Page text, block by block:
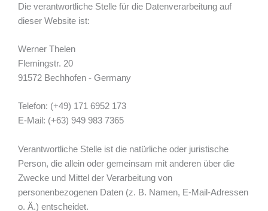
Die verantwortliche Stelle für die Datenverarbeitung auf
dieser Website ist:
Werner Thelen
Flemingstr. 20
91572 Bechhofen - Germany
Telefon: (+49) 171 6952 173
E-Mail: (+63) 949 983 7365
Verantwortliche Stelle ist die natürliche oder juristische
Person, die allein oder gemeinsam mit anderen über die
Zwecke und Mittel der Verarbeitung von
personenbezogenen Daten (z. B. Namen, E-Mail-Adressen
o. Ä.) entscheidet.